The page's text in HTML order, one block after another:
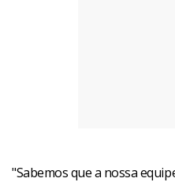
"Sabemos que a nossa